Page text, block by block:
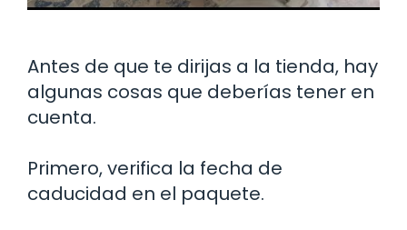
Antes de que te dirijas a la tienda, hay
algunas cosas que deberías tener en
cuenta.
Primero, verifica la fecha de
caducidad en el paquete.